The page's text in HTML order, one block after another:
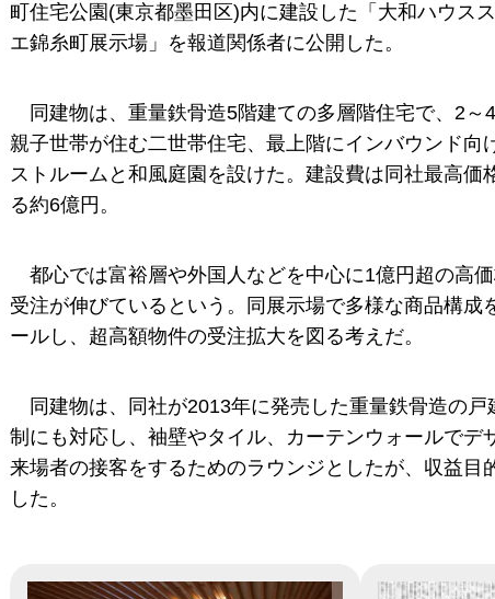
町住宅公園(東京都墨田区)内に建設した「大和ハウス
エ錦糸町展示場」を報道関係者に公開した。
同建物は、重量鉄骨造5階建ての多層階住宅で、2～
親子世帯が住む二世帯住宅、最上階にインバウンド向
ストルームと和風庭園を設けた。建設費は同社最高価
る約6億円。
都心では富裕層や外国人などを中心に1億円超の高
受注が伸びているという。同展示場で多様な商品構成
ールし、超高額物件の受注拡大を図る考えだ。
同建物は、同社が2013年に発売した重量鉄骨造の
制にも対応し、袖壁やタイル、カーテンウォールで
来場者の接客をするためのラウンジとしたが、収益
した。